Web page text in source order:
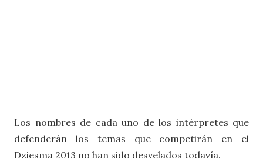
Los nombres de cada uno de los intérpretes que
defenderán los temas que competirán en el
Dziesma 2013 no han sido desvelados todavía.